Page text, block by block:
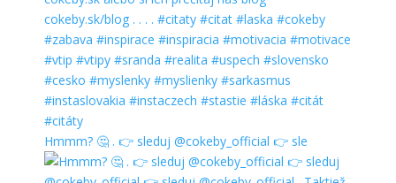
Hmmm? 🤔 . 👉 sleduj @cokeby_official 👉 sle